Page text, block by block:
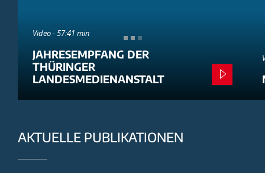
Video - 57:41 min
JAHRESEMPFANG DER
THÜRINGER
LANDESMEDIENANSTALT
AKTUELLE PUBLIKATIONEN